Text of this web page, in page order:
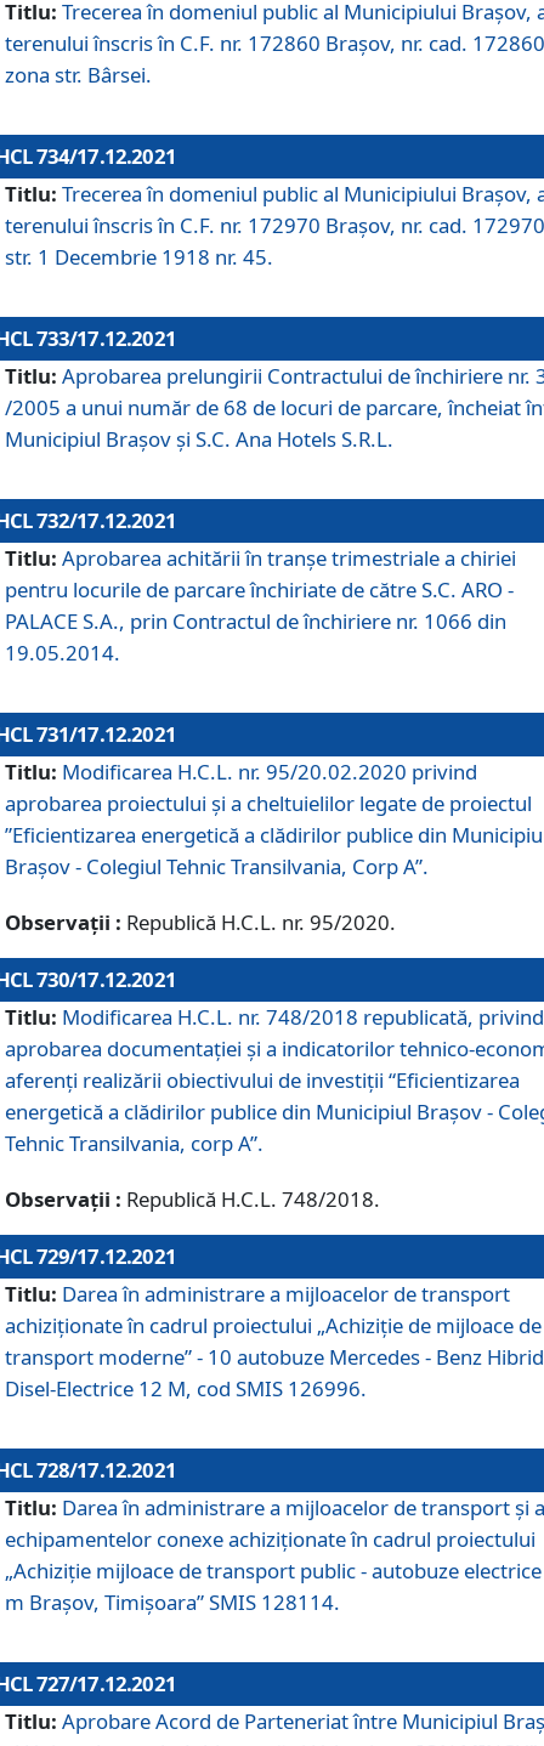
Titlu: Trecerea în domeniul public al Municipiului Braşov,
terenului înscris în C.F. nr. 172860 Brașov, nr. cad.
zona str. Bârsei.
734/17.12.2021
Titlu: Trecerea în domeniul public al Municipiului Braşov,
terenului înscris în C.F. nr. 172970 Brașov, nr. cad.
str. 1 Decembrie 1918 nr. 45.
733/17.12.2021
Titlu: Aprobarea prelungirii Contractului de închiriere nr.
/2005 a unui număr de 68 de locuri de parcare, încheiat
Municipiul Braşov şi S.C. Ana Hotels S.R.L.
732/17.12.2021
Titlu: Aprobarea achitării în tranșe trimestriale a chiriei
pentru locurile de parcare închiriate de către S.C. ARO -
PALACE S.A., prin Contractul de închiriere nr. 1066 din
19.05.2014.
731/17.12.2021
Titlu: Modificarea H.C.L. nr. 95/20.02.2020 privind
aprobarea proiectului și a cheltuielilor legate de proiectul
”Eficientizarea energetică a clădirilor publice din
Brașov - Colegiul Tehnic Transilvania, Corp A”.
Observații : Republică H.C.L. nr. 95/2020.
730/17.12.2021
Titlu: Modificarea H.C.L. nr. 748/2018 republicată, privind
aprobarea documentației și a indicatorilor tehnico-
aferenți realizării obiectivului de investiții “Eficientizarea
energetică a clădirilor publice din Municipiul Brașov -
Tehnic Transilvania, corp A”.
Observații : Republică H.C.L. 748/2018.
729/17.12.2021
Titlu: Darea în administrare a mijloacelor de transport
achiziționate în cadrul proiectului „Achiziţie de mijloace de
transport moderne” - 10 autobuze Mercedes - Benz Hibrid
Disel-Electrice 12 M, cod SMIS 126996.
728/17.12.2021
Titlu: Darea în administrare a mijloacelor de transport și a
echipamentelor conexe achiziționate în cadrul proiectului
„Achiziție mijloace de transport public - autobuze
m Brașov, Timișoara” SMIS 128114.
727/17.12.2021
Titlu: Aprobare Acord de Parteneriat între Municipiul